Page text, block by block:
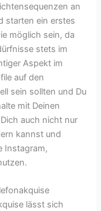
an
starten ein erstes
möglich sein, da
stets im
Aspekt im
auf den
sein sollten und Du
mit Deinen
auch nicht nur
kannst und
Instagram,
lässt sich